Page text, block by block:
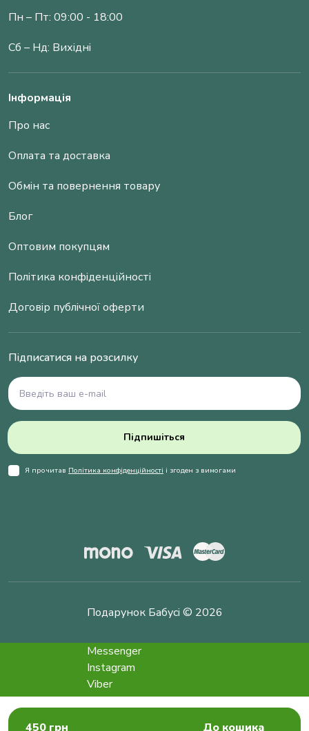
450 грн До кошика
Пн – Пт: 09:00 - 18:00
Сб – Нд: Вихідні
Інформація
Про нас
Оплата та доставка
Обмін та повернення товару
Блог
Оптовим покупцям
Політика конфіденційності
Договір публічної оферти
Підписатися на розсилку
Підпишіться
Я прочитав Політика конфіденційності і згоден з вимогами
Подарунок Бабусі © 2026
Messenger
Instagram
Viber
Telegram